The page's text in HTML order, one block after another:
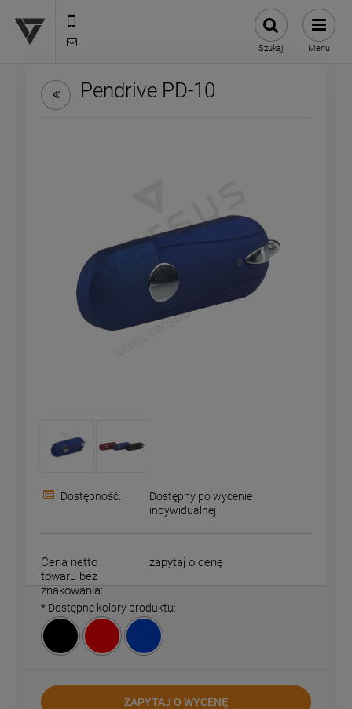
Szukaj Menu
Pendrive PD-10
Dostępność:
Dostępny po wycenie
indywidualnej
Cena netto
towaru bez
znakowania:
zapytaj o cenę
* Dostępne kolory produktu:
ZAPYTAJ O WYCENĘ